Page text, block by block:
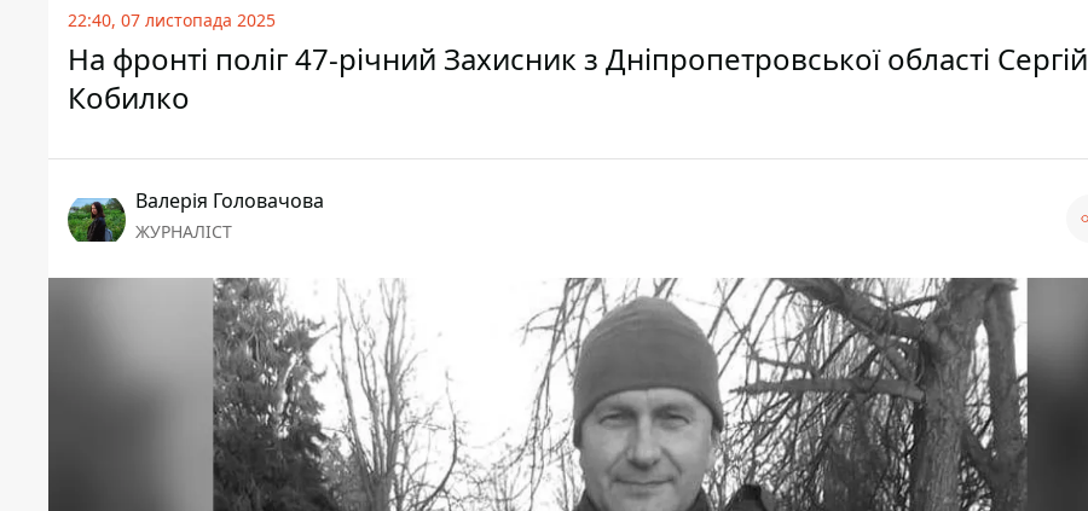
22:40, 07 листопада 2025
На фронті поліг 47-річний Захисник з Дніпропетровської області Сергій
Кобилко
Валерія Головачова
ЖУРНАЛІСТ